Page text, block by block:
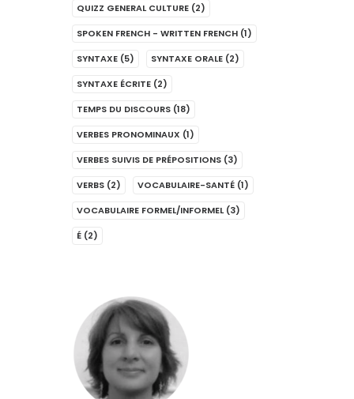
QUIZZ GENERAL CULTURE (2)
SPOKEN FRENCH - WRITTEN FRENCH (1)
SYNTAXE (5) SYNTAXE ORALE (2)
SYNTAXE ÉCRITE (2)
TEMPS DU DISCOURS (18)
VERBES PRONOMINAUX (1)
VERBES SUIVIS DE PRÉPOSITIONS (3)
VERBS (2) VOCABULAIRE-SANTÉ (1)
VOCABULAIRE FORMEL/INFORMEL (3)
É (2)